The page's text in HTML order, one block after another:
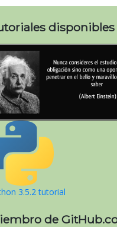
disponibles
3.5.2 tutorial
de